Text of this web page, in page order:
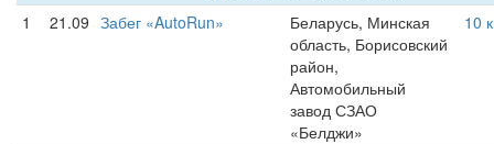
1
21.09 Забег «AutoRun»
Беларусь, Минская
область, Борисовский
район,
Автомобильный
завод СЗАО
«Белджи»
10